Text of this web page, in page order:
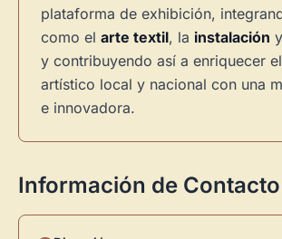
plataforma de exhibición,
como el arte textil, la instalación
y contribuyendo así a enriquecer
artístico local y nacional con una
e innovadora.
Información de Contacto